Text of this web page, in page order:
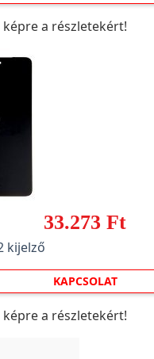
képre a részletekért!
33.273 Ft
kijelző
KAPCSOLAT
képre a részletekért!